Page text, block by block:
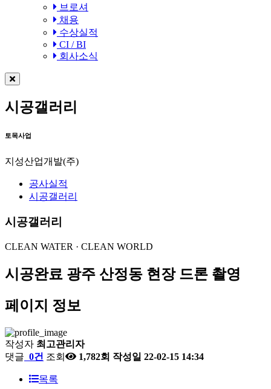
브로셔
채용
수상실적
CI / BI
회사소식
시공갤러리
토목사업
지성산업개발(주)
공사실적
시공갤러리
시공갤러리
CLEAN WATER · CLEAN WORLD
시공완료 광주 산정동 현장 드론 촬영
페이지 정보
작성자 최고관리자
댓글 0건 조회 1,782회 작성일 22-02-15 14:34
목록